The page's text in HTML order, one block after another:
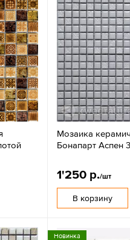
Мозаика
Бонапарт Аспен
1'250 р./шт
В корзину
Новинка